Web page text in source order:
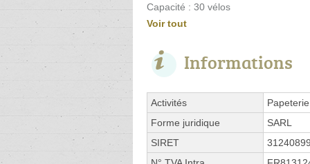
Capacité : 30 vélos
Voir tout
Informations
Activités
Papeterie
Forme juridique
SARL
SIRET